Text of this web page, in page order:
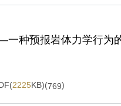
种预报岩体力学行为
2225KB)(769)